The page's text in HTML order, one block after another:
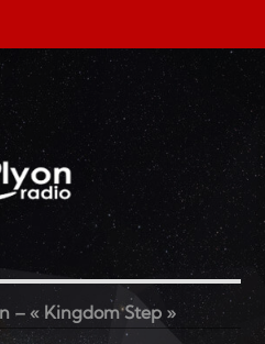
– « Kingdom Step »